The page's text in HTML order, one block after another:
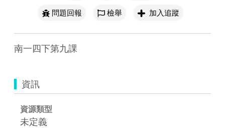
問題回報
檢舉 加入追蹤
南一四下第九課
資訊
資源類型
未定義